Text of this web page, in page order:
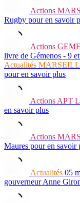
Actions
Rugby pour en savoir
Actions
livre de Gémenos - 9
Actualités
pour en savoir plus
Actions APT
en savoir plus
Actions
Maures pour en savoir
Actualités 05
gouverneur Anne